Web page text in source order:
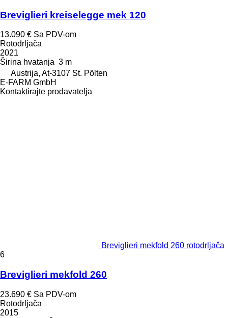
Breviglieri kreiselegge mek 120
13.090 € Sa PDV-om
Rotodrljača
2021
Širina hvatanja 3 m
Austrija, At-3107 St. Pölten
E-FARM GmbH
Kontaktirajte prodavatelja
Breviglieri mekfold 260 rotodrljača
6
Breviglieri mekfold 260
23.690 € Sa PDV-om
Rotodrljača
2015